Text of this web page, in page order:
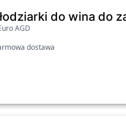
do wina do
AGD
dostawa